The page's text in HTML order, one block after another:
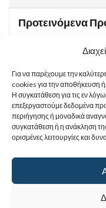
Για να παρέχουμε την
cookies για την αποθήκευση
Η συγκατάθεση για τις εν
επεξεργαστούμε δεδομένα
περιήγησης ή μοναδικά
συγκατάθεση ή η ανάκληση
ορισμένες λειτουργίες και
Προτεινόμενα
Χρήσιμα Έγγραφα
Sitemap
Στοιχεία
Ιερά Γυναικεία